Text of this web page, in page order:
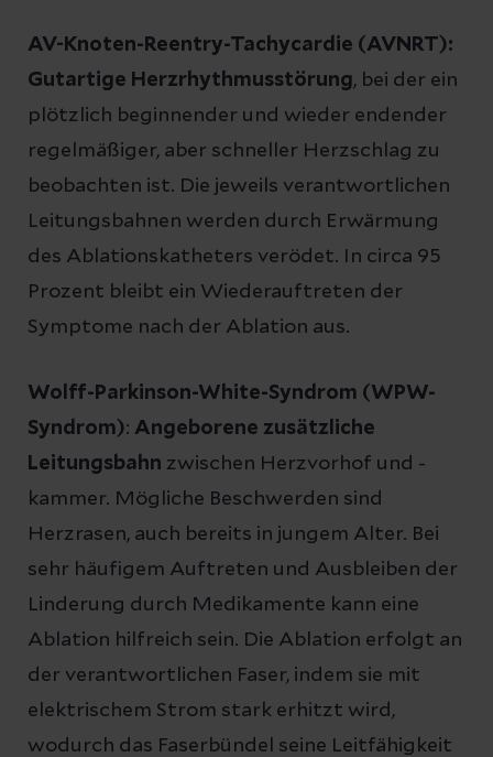
AV-Knoten-Reentry-Tachycardie (AVNRT):
Gutartige Herzrhythmusstörung, bei der ein
plötzlich beginnender und wieder endender
regelmäßiger, aber schneller Herzschlag zu
beobachten ist. Die jeweils verantwortlichen
Leitungsbahnen werden durch Erwärmung
des Ablationskatheters verödet. In circa 95
Prozent bleibt ein Wiederauftreten der
Symptome nach der Ablation aus.
Wolff-Parkinson-White-Syndrom (WPW-
Syndrom): Angeborene zusätzliche
Leitungsbahn zwischen Herzvorhof und -
kammer. Mögliche Beschwerden sind
Herzrasen, auch bereits in jungem Alter. Bei
sehr häufigem Auftreten und Ausbleiben der
Linderung durch Medikamente kann eine
Ablation hilfreich sein. Die Ablation erfolgt an
der verantwortlichen Faser, indem sie mit
elektrischem Strom stark erhitzt wird,
wodurch das Faserbündel seine Leitfähigkeit